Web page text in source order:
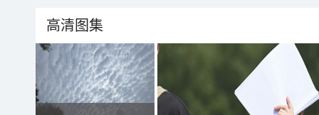
高清图集